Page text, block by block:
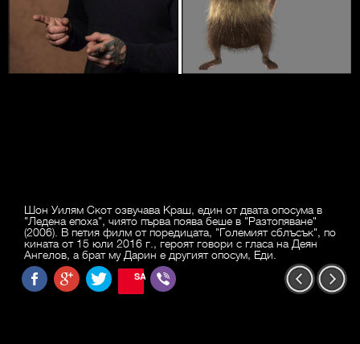
Шон Уилям Скот озвучава Краш, един от двата опосума в
"Ледена епоха", чиято първа поява беше в "Разтопяване"
(2006). В петия филм от поредицата, "Големият сблъсък", по
кината от 15 юли 2016 г., героят говори с гласа на Деян
Ангелов, а брат му Дарин е другият опосум, Еди.
SAVE